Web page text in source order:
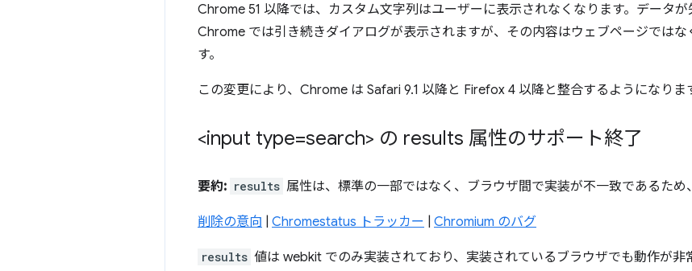
Chrome 51 以降では、カスタム文字列はユーザーに表示されなくなります。データが
Chrome では引き続きダイアログが表示されますが、その内容はウェブページではな
す。
この変更により、Chrome は Safari 9.1 以降と Firefox 4 以降と整合するようになりま
<input type=search> の results 属性のサポート終了
要約: results 属性は、標準の一部ではなく、ブラウザ間で実装が不一致であるため
削除の意向 Chromestatus トラッカー Chromium のバグ
results 値は webkit でのみ実装されており、実装されているブラウザでも動作が非